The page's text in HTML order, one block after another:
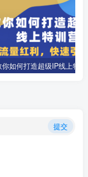
提交